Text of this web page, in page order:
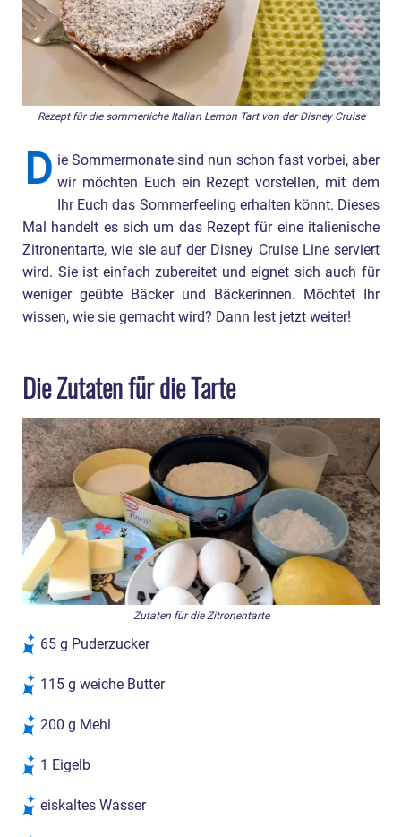
Rezept für die sommerliche Italian Lemon Tart von der Disney Cruise
D ie Sommermonate sind nun schon fast vorbei, aber
wir möchten Euch ein Rezept vorstellen, mit dem
Ihr Euch das Sommerfeeling erhalten könnt. Dieses
Mal handelt es sich um das Rezept für eine italienische
Zitronentarte, wie sie auf der Disney Cruise Line serviert
wird. Sie ist einfach zubereitet und eignet sich auch für
weniger geübte Bäcker und Bäckerinnen. Möchtet Ihr
wissen, wie sie gemacht wird? Dann lest jetzt weiter!
Die Zutaten für die Tarte
Zutaten für die Zitronentarte
65 g Puderzucker
115 g weiche Butter
200 g Mehl
1 Eigelb
eiskaltes Wasser